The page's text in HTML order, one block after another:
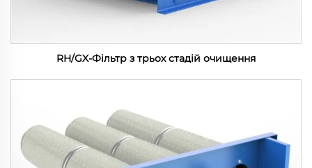
RH/GX-Фільтр з трьох стадій очищення